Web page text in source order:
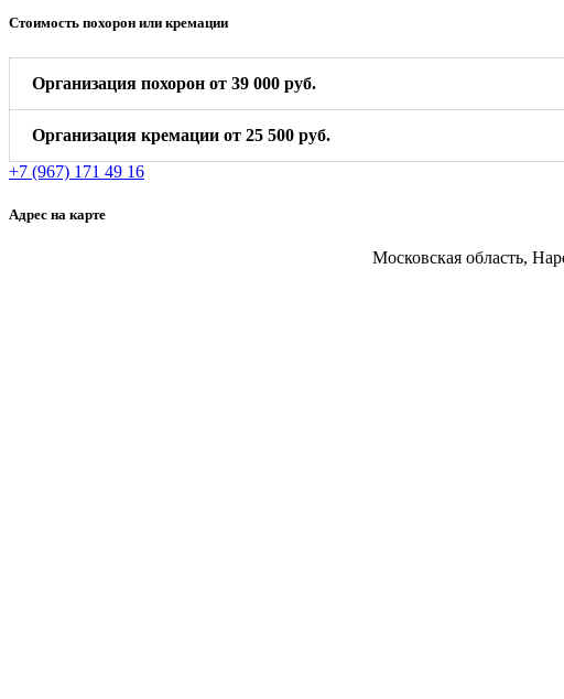
Стоимость похорон или кремации
Организация похорон от 39 000 руб.
Организация кремации от 25 500 руб.
+7 (967) 171 49 16
Адрес на карте
Московская область,